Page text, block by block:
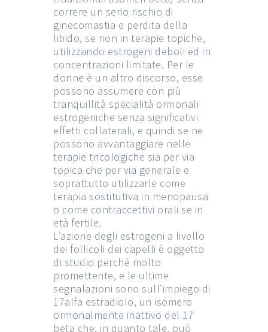
correre un serio rischio di
ginecomastia e perdita della
libido, se non in terapie topiche,
utilizzando estrogeni deboli ed in
concentrazioni limitate. Per le
donne è un altro discorso, esse
possono assumere con più
tranquillità specialità ormonali
estrogeniche senza significativi
effetti collaterali, e quindi se ne
possono avvantaggiare nelle
terapie tricologiche sia per via
topica che per via generale e
soprattutto utilizzarle come
terapia sostitutiva in menopausa
o come contraccettivi orali se in
età fertile.
L’azione degli estrogeni a livello
dei follicoli dei capelli è oggetto
di studio perché molto
promettente, e le ultime
segnalazioni sono sull’impiego di
17alfa estradiolo, un isomero
ormonalmente inattivo del 17
beta che, in quanto tale, può